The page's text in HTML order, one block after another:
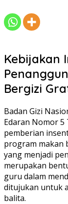
Kebijakan
Bergizi
Badan Gizi
Edaran Nomor 5
pemberian
program makan
yang menjadi
merupakan
guru dalam
ditujukan untuk
balita.